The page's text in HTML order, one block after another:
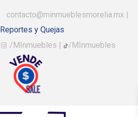
contacto@minmueblesmorelia.mx |
Reportes y Quejas
/MInmuebles | /MInmuebles